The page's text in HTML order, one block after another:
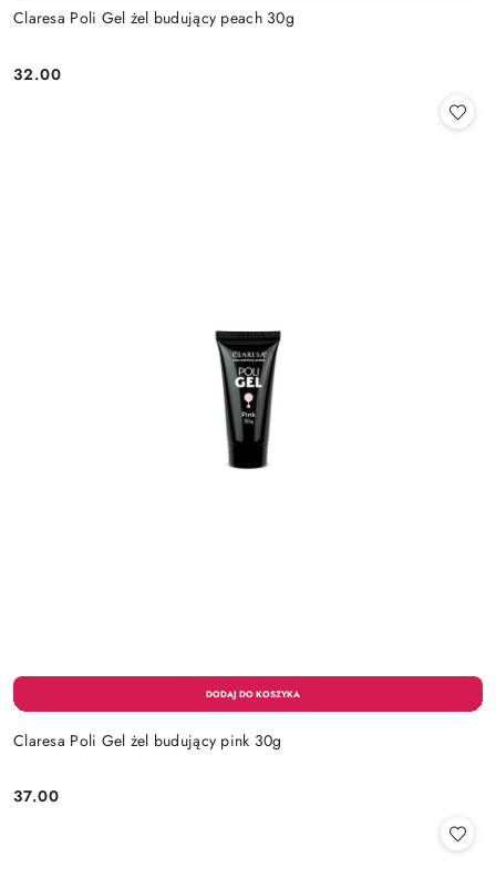
Claresa Poli Gel żel budujący peach 30g
Cena:
32.00
Claresa Poli Gel żel budujący pink 30g
Cena:
37.00